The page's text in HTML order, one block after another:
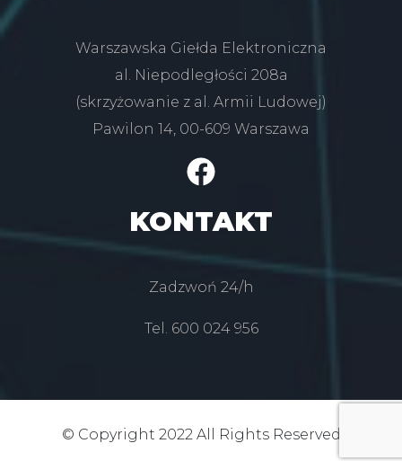
Warszawska Giełda Elektroniczna
al. Niepodległości 208a
(skrzyżowanie z al. Armii Ludowej)
Pawilon 14, 00-609 Warszawa
KONTAKT
Zadzwoń 24/h
Tel. 600 024 956
© Copyright 2022 All Rights Reserved